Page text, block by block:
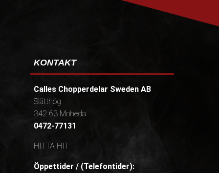
KONTAKT
Calles Chopperdelar Sweden AB
Slätthög
342 63 Moheda
0472-77131
HITTA HIT
Öppettider / (Telefontider):